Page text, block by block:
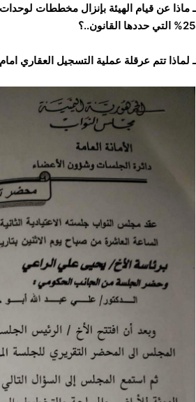
25% التي حددها القانون..؟
ـ لماذا تتم عرقلة عملية التسجيل العقاري